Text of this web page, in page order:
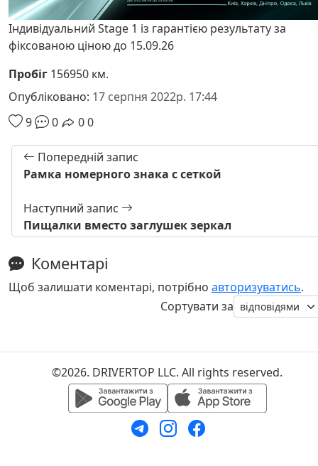
Індивідуальний Stage 1 із гарантією результату за
фіксованою ціною до 15.09.26
Пробіг 156950 км.
Опубліковано: 17 серпня 2022р. 17:44
9
0 00
Попередній запис
Рамка номерного знака с сеткой
Наступний запис
Пищалки вместо заглушек зеркал
Коментарі
Щоб залишати коментарі, потрібно авторизуватись.
Сортувати за
©2026. DRIVERTOP LLC. All rights reserved.